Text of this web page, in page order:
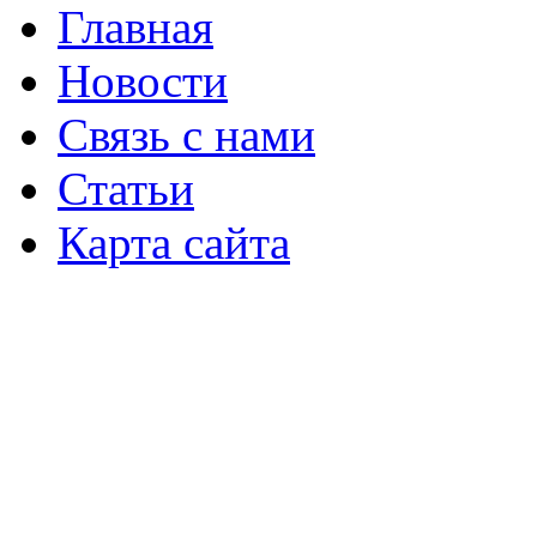
Главная
Новости
Связь с нами
Статьи
Карта сайта